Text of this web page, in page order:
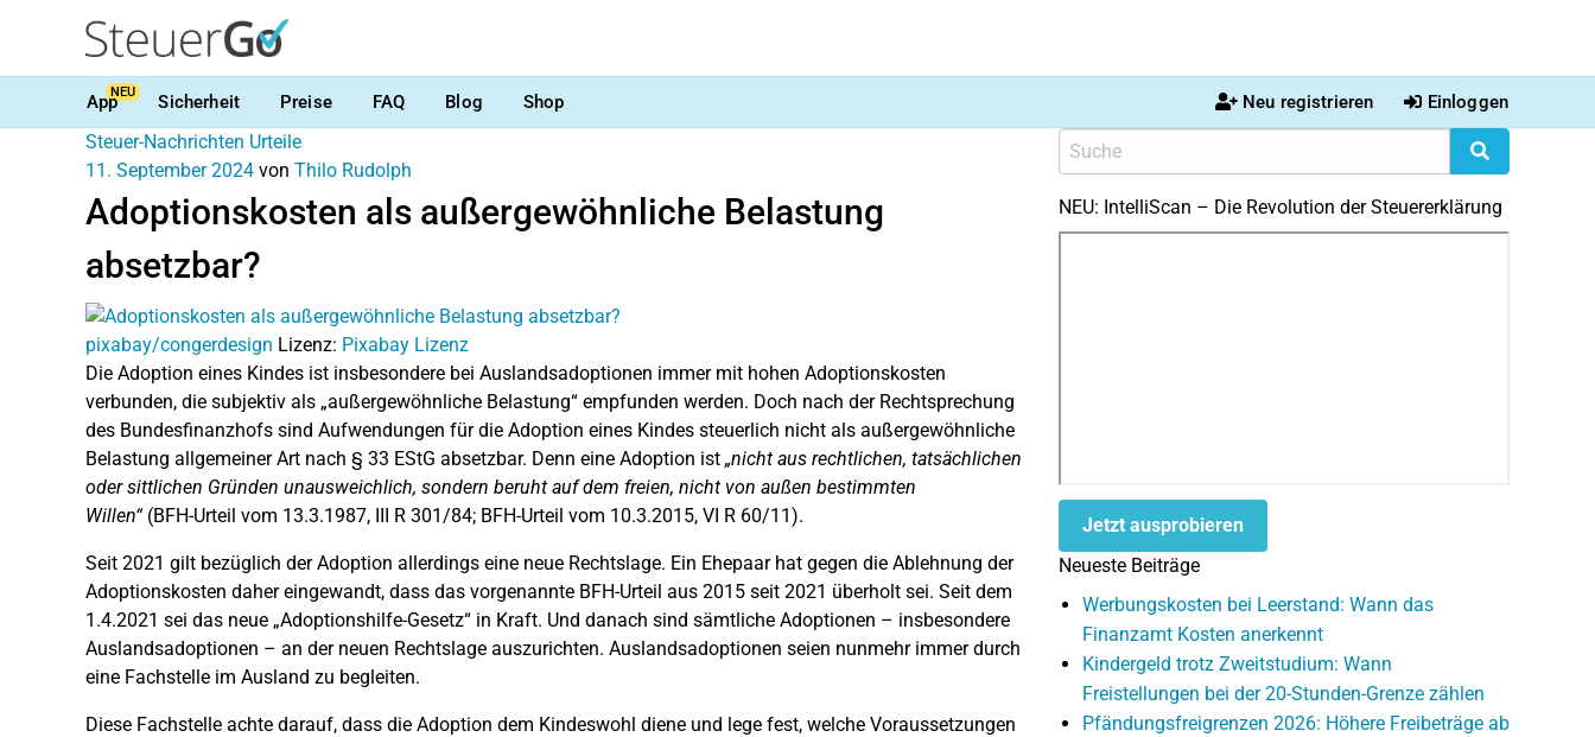
AppNEU Sicherheit Preise FAQ Blog Shop Neu registrieren Einloggen
Steuer-Nachrichten Urteile
11. September 2024 von Thilo Rudolph
Adoptionskosten als außergewöhnliche Belastung
absetzbar?
pixabay/congerdesign Lizenz: Pixabay Lizenz
Die Adoption eines Kindes ist insbesondere bei Auslandsadoptionen immer mit hohen Adoptionskosten
verbunden, die subjektiv als „außergewöhnliche Belastung“ empfunden werden. Doch nach der Rechtsprechung
des Bundesfinanzhofs sind Aufwendungen für die Adoption eines Kindes steuerlich nicht als außergewöhnliche
Belastung allgemeiner Art nach § 33 EStG absetzbar. Denn eine Adoption ist „nicht aus rechtlichen, tatsächlichen
oder sittlichen Gründen unausweichlich, sondern beruht auf dem freien, nicht von außen bestimmten
Willen“ (BFH-Urteil vom 13.3.1987, III R 301/84; BFH-Urteil vom 10.3.2015, VI R 60/11).
Seit 2021 gilt bezüglich der Adoption allerdings eine neue Rechtslage. Ein Ehepaar hat gegen die Ablehnung der
Adoptionskosten daher eingewandt, dass das vorgenannte BFH-Urteil aus 2015 seit 2021 überholt sei. Seit dem
1.4.2021 sei das neue „Adoptionshilfe-Gesetz“ in Kraft. Und danach sind sämtliche Adoptionen – insbesondere
Auslandsadoptionen – an der neuen Rechtslage auszurichten. Auslandsadoptionen seien nunmehr immer durch
eine Fachstelle im Ausland zu begleiten.
Diese Fachstelle achte darauf, dass die Adoption dem Kindeswohl diene und lege fest, welche Voraussetzungen
NEU: IntelliScan – Die Revolution der Steuererklärung
Jetzt ausprobieren
Neueste Beiträge
Werbungskosten bei Leerstand: Wann das
Finanzamt Kosten anerkennt
Kindergeld trotz Zweitstudium: Wann
Freistellungen bei der 20-Stunden-Grenze zählen
Pfändungsfreigrenzen 2026: Höhere Freibeträge ab